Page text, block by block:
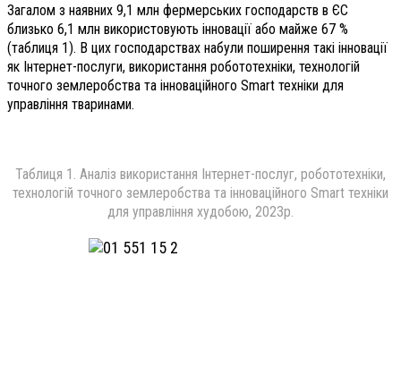
Загалом з наявних 9,1 млн фермерських господарств в ЄС
близько 6,1 млн використовують інновації або майже 67 %
(таблиця 1). В цих господарствах набули поширення такі інновації
як Інтернет-послуги, використання робототехніки, технологій
точного землеробства та інноваційного Smart техніки для
управління тваринами.
Таблиця 1. Аналіз використання Інтернет-послуг, робототехніки,
технологій точного землеробства та інноваційного Smart техніки
для управління худобою, 2023р.